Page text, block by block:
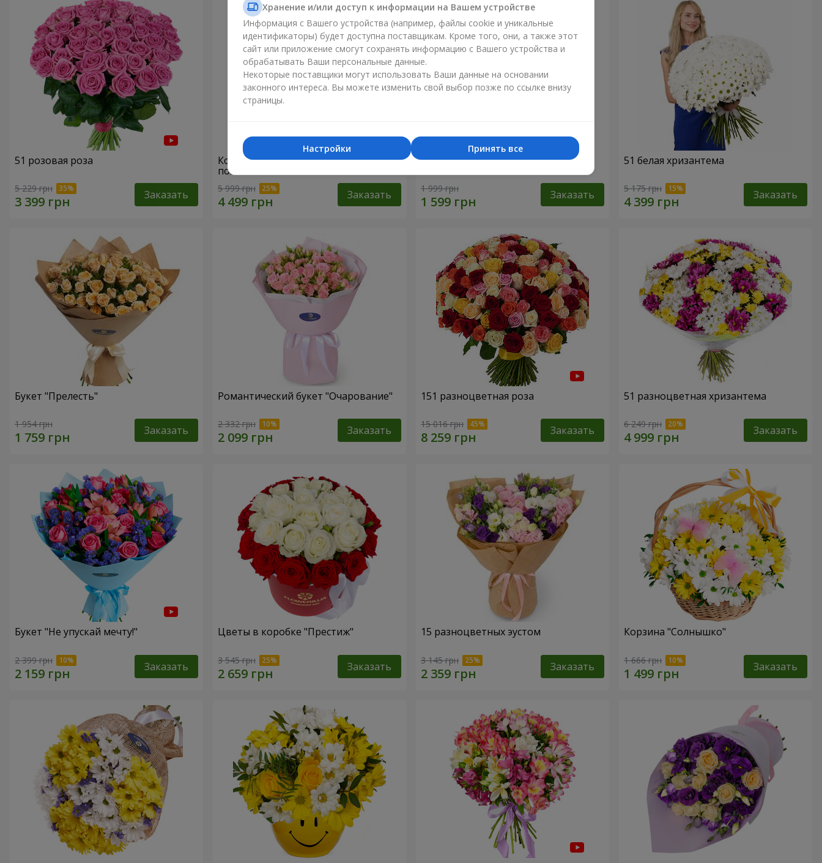
51 розовая роза
5 229 грн Заказать
Корзина "С наилучшими
пожеланиями!"
5 999 грн Заказать
Корзина "Ангелочек"
1 999 грн Заказать
51 белая хризантема
5 175 грн Заказать
Букет "Прелесть"
1 954 грн Заказать
Романтический букет "Очарование"
2 332 грн Заказать
151 разноцветная роза
15 016 грн Заказать
51 разноцветная хризантема
6 249 грн Заказать
Букет "Не упускай мечту!"
2 399 грн Заказать
Цветы в коробке "Престиж"
3 545 грн Заказать
15 разноцветных эустом
3 145 грн Заказать
Корзина "Солнышко"
1 666 грн Заказать
Хранение и/или доступ к информации на Вашем устройстве
Информация с Вашего устройства (например, файлы cookie и уникальные
идентификаторы) будет доступна поставщикам. Кроме того, они, а также этот
сайт или приложение смогут сохранять информацию с Вашего устройства и
обрабатывать Ваши персональные данные.
Некоторые поставщики могут использовать Ваши данные на основании
законного интереса. Вы можете изменить свой выбор позже по ссылке внизу
страницы.
Принять все
Настройки